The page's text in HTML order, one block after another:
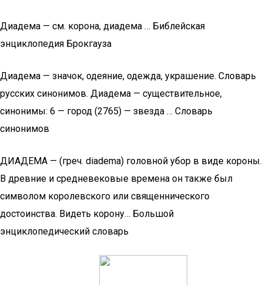
Диадема — см. корона, диадема … Библейская
энциклопедия Брокгауза
Диадема — значок, одеяние, одежда, украшение. Словарь
русских синонимов. Диадема — существительное,
синонимы: 6 — город (2765) — звезда … Словарь
синонимов
ДИАДЕМА — (греч. diadema) головной убор в виде короны.
В древние и средневековые времена он также был
символом королевского или священнического
достоинства. Видеть корону… Большой
энциклопедический словарь